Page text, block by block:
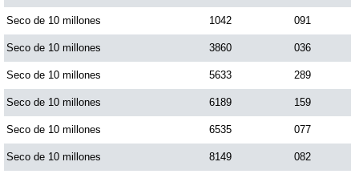
Seco de 10 millones 1042 091
Seco de 10 millones 3860 036
Seco de 10 millones 5633 289
Seco de 10 millones 6189 159
Seco de 10 millones 6535 077
Seco de 10 millones 8149 082